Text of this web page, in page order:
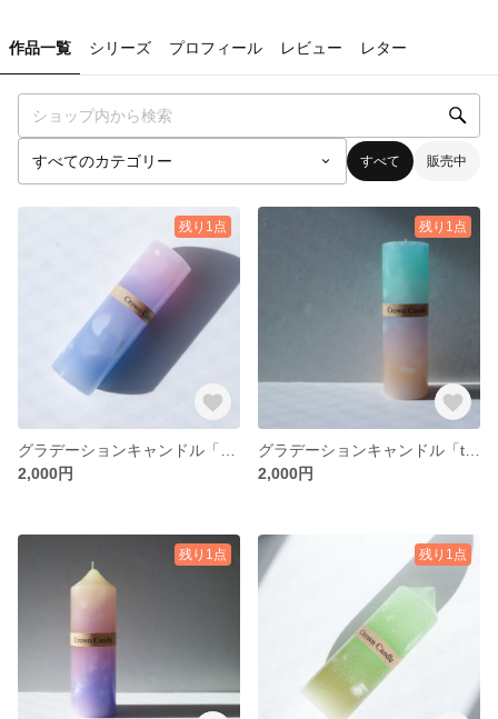
作品一覧 シリーズ プロフィール レビュー レター
すべて 販売中
残り1点
2,000円
残り1点
2,000円
残り1点 残り1点